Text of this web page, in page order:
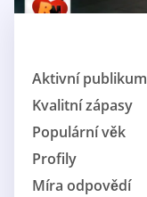
Aktivní publikum
Kvalitní zápasy
Populární věk
Profily
Míra odpovědí